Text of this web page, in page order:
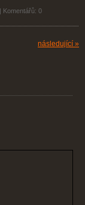
Komentářů: 0
následující »